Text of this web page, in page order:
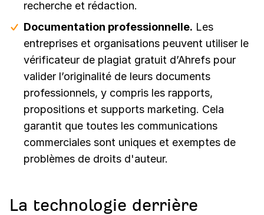
recherche et rédaction.
Documentation professionnelle. Les
entreprises et organisations peuvent utiliser le
vérificateur de plagiat gratuit d’Ahrefs pour
valider l’originalité de leurs documents
professionnels, y compris les rapports,
propositions et supports marketing. Cela
garantit que toutes les communications
commerciales sont uniques et exemptes de
problèmes de droits d'auteur.
La technologie derrière